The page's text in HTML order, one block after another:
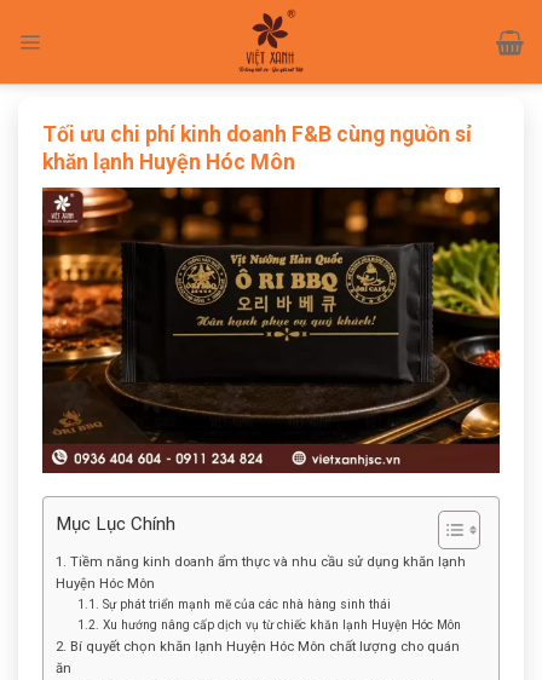
Tối ưu chi phí kinh doanh F&B cùng nguồn sỉ
khăn lạnh Huyện Hóc Môn
Mục Lục Chính
1. Tiềm năng kinh doanh ẩm thực và nhu cầu sử dụng khăn lạnh
Huyện Hóc Môn
1.1. Sự phát triển mạnh mẽ của các nhà hàng sinh thái
1.2. Xu hướng nâng cấp dịch vụ từ chiếc khăn lạnh Huyện Hóc Môn
2. Bí quyết chọn khăn lạnh Huyện Hóc Môn chất lượng cho quán
ăn